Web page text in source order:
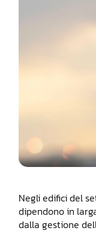
Negli edifici del
dipendono in
dalla gestione